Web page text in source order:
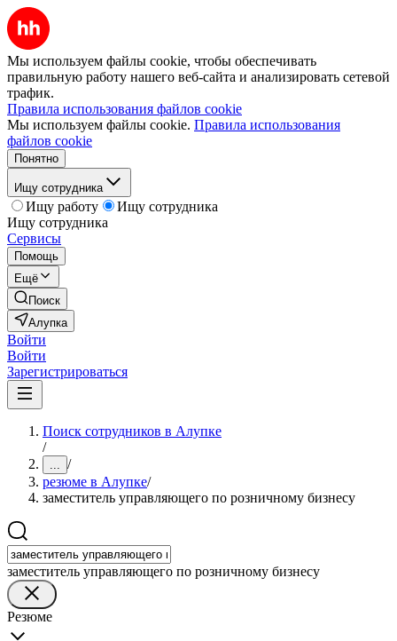
Мы используем файлы cookie, чтобы обеспечивать
правильную работу нашего веб-сайта и анализировать сетевой
трафик.
Правила использования файлов cookie
Мы используем файлы cookie. Правила использования
файлов cookie
Понятно
Ищу сотрудника
Ищу работу
Ищу сотрудника
Ищу сотрудника
Сервисы
Помощь
Ещё
Поиск
Алупка
Войти
Войти
Зарегистрироваться
Поиск сотрудников в Алупке
/
... /
резюме в Алупке/
заместитель управляющего по розничному бизнесу
заместитель управляющего по розничному бизнесу
Резюме